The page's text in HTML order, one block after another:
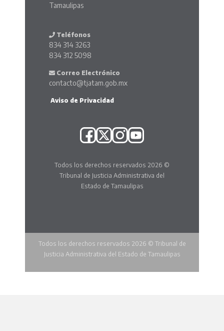
Tamaulipas
Teléfonos
834 314 3263
834 312 5098
Correo Electrónico
contacto@tjatam.gob.mx
Aviso de Privacidad
Todos los derechos reservados 2026 ©
Tribunal de Justicia Administrativa del
Estado de Tamaulipas
Todos los derechos reservados 2026 © Tribunal de
Justicia Administrativa del Estado de Tamaulipas